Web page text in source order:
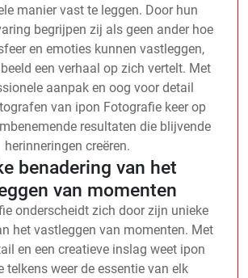
manier vast te leggen. Door hun
begrijpen zij als geen ander hoe
en emoties kunnen vastleggen,
een verhaal op zich vertelt. Met
aanpak en oog voor detail
van ipon Fotografie keer op
resultaten die blijvende
herinneringen creëren.
benadering van het
van momenten
onderscheidt zich door zijn unieke
het vastleggen van momenten. Met
en een creatieve inslag weet ipon
telkens weer de essentie van elk